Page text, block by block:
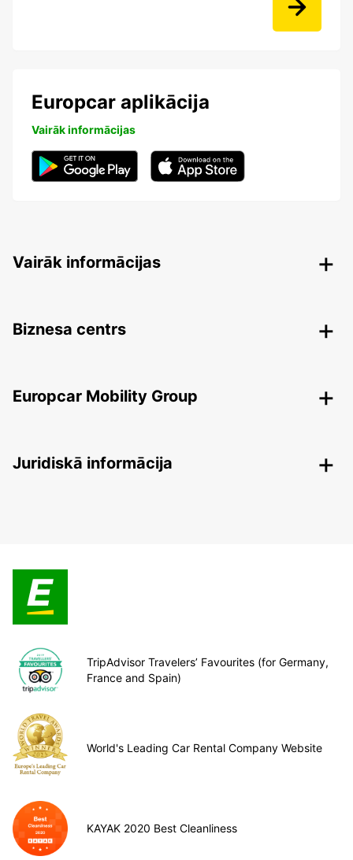
Europcar aplikācija
Vairāk informācijas
Vairāk informācijas
Biznesa centrs
Europcar Mobility Group
Juridiskā informācija
TripAdvisor Travelers’ Favourites (for Germany,
France and Spain)
World's Leading Car Rental Company Website
KAYAK 2020 Best Cleanliness